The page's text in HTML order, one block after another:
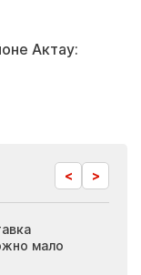
Актау:
< >
мало